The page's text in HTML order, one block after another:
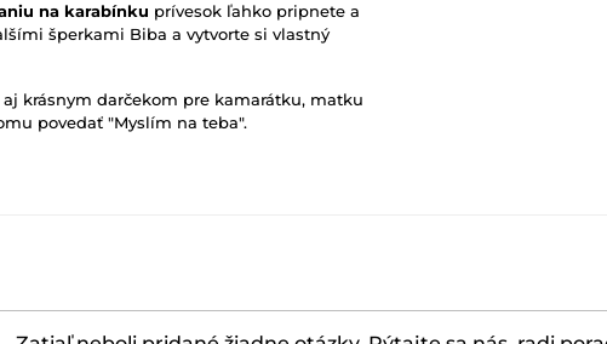
na karabínku prívesok ľahko pripnete a
šperkami Biba a vytvorte si vlastný
krásnym darčekom pre kamarátku, matku
povedať "Myslím na teba".